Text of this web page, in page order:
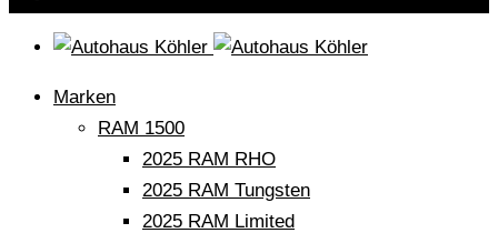
Marken
RAM 1500
2025 RAM RHO
2025 RAM Tungsten
2025 RAM Limited